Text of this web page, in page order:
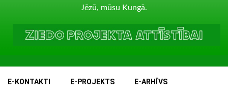
Jēzū, mūsu Kungā.
E-KONTAKTI E-PROJEKTS E-ARHĪVS